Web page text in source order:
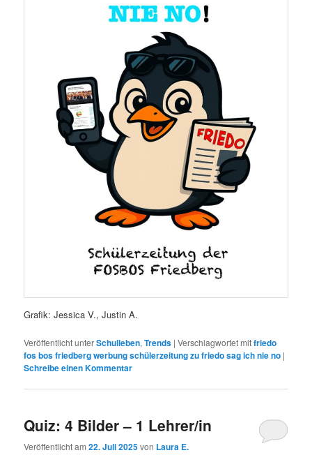
Grafik: Jessica V., Justin A.
Veröffentlicht unterSchulleben,Trends |Verschlagwortet mitfriedo
fos bos friedberg werbung schülerzeitung zu friedo sag ich nie no |
Schreibe einen Kommentar
Quiz: 4 Bilder – 1 Lehrer/in
Veröffentlicht am22. Juli 2025von Laura E.